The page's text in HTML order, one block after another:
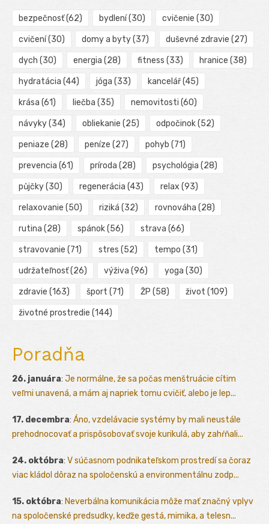
bezpečnosť(62) bydlení(30) cvičenie (30)
cvičení(30) domy a byty(37) duševné zdravie (27)
dych (30) energia (28) fitness (33) hranice (38)
hydratácia (44) jóga (33) kancelář(45)
krása (61) liečba (35) nemovitosti (60)
návyky(34) obliekanie (25) odpočinok(52)
peniaze (28) peníze (27) pohyb (71)
prevencia (61) príroda (28) psychológia (28)
půjčky(30) regenerácia (43) relax (93)
relaxovanie (50) riziká (32) rovnováha (28)
rutina (28) spánok(56) strava (66)
stravovanie (71) stres (52) tempo (31)
udržateľnosť(26) výživa (96) yoga (30)
zdravie (163) šport (71) ŽP (58) život (109)
životné prostredie (144)
Poradňa
26. januára: Je normálne, že sa počas menštruácie cítim
veľmi unavená, a mám aj napriek tomu cvičiť, alebo je lep...
17. decembra: Áno, vzdelávacie systémy by mali neustále
prehodnocovať a prispôsobovať svoje kurikulá, aby zahŕňali...
24. októbra: V súčasnom podnikateľskom prostredí sa čoraz
viac kládol dôraz na spoločenskú a environmentálnu zodp...
15. októbra: Neverbálna komunikácia môže mať značný vplyv
na spoločenské predsudky, keďže gestá, mimika, a telesn...